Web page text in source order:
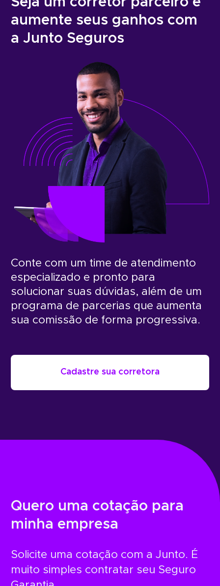
aumente seus ganhos com
a Junto Seguros
Conte com um time de atendimento
especializado e pronto para
solucionar suas dúvidas, além de um
programa de parcerias que aumenta
sua comissão de forma progressiva.
Cadastre sua corretora
Quero uma cotação para
minha empresa
Solicite uma cotação com a Junto. É
muito simples contratar seu Seguro